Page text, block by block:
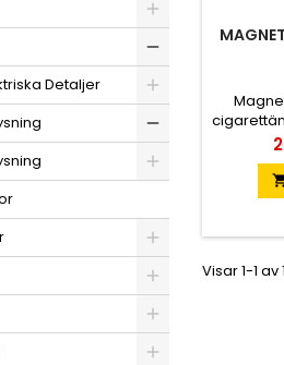
Detaljer
i
grönt
Visar 1-1 av